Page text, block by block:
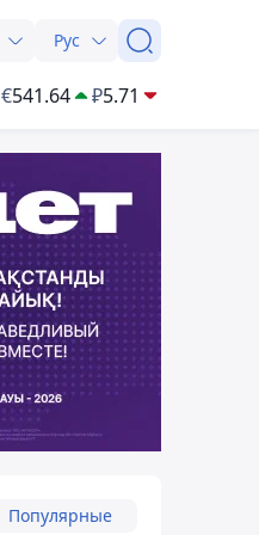
Рус
€541.64 ₽5.71
Популярные